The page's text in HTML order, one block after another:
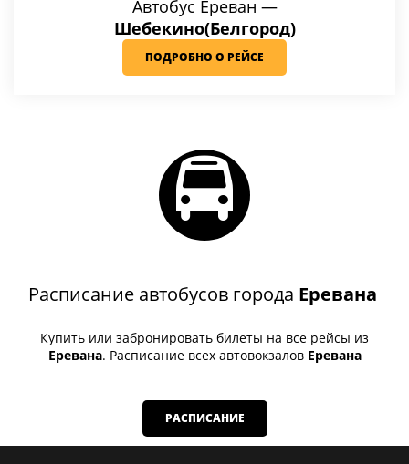
Автобус Ереван —
Шебекино(Белгород)
ПОДРОБНО О РЕЙСЕ
Расписание автобусов города Еревана
Купить или забронировать билеты на все рейсы из
Еревана. Расписание всех автовокзалов Еревана
РАСПИСАНИЕ